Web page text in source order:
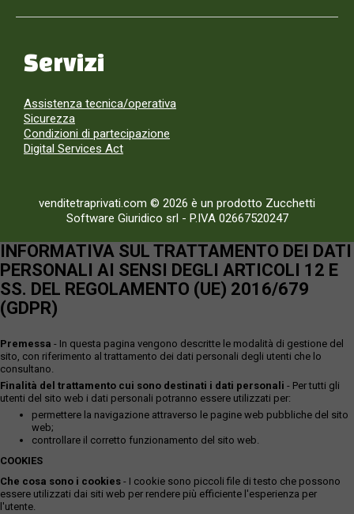
Servizi
Assistenza tecnica/operativa
Sicurezza
Condizioni di partecipazione
Digital Services Act
venditetraprivati.com © 2026 è un prodotto Zucchetti
Software Giuridico srl - P.IVA 02667520247
INFORMATIVA SUL TRATTAMENTO DEI DATI
PERSONALI AI SENSI DEGLI ARTICOLI 12 E
SS. DEL REGOLAMENTO (UE) 2016/679
(GDPR)
Premessa - In questa pagina vengono descritte le modalità di gestione del
sito, con riferimento al trattamento dei dati personali degli utenti che lo
consultano.
Finalità del trattamento cui sono destinati i dati personali - Per tutti gli
utenti del sito web i dati personali potranno essere utilizzati per:
permettere la navigazione attraverso le pagine web pubbliche del sito
web;
controllare il corretto funzionamento del sito web.
COOKIES
Che cosa sono i cookies - I cookie sono piccoli file di testo che possono
essere utilizzati dai siti web per rendere più efficiente l'esperienza per
l'utente.